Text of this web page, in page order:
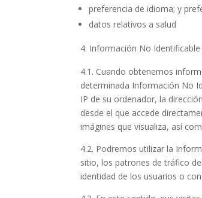
preferencia de idioma; y
datos relativos a salud
Información No
4.1. Cuando obtenemos
determinada Información No
IP de su ordenador, la
desde el que accede
imágines que visualiza, así
4.2. Podremos utilizar la
sitio, los patrones de tráfico
identidad de los usuarios o